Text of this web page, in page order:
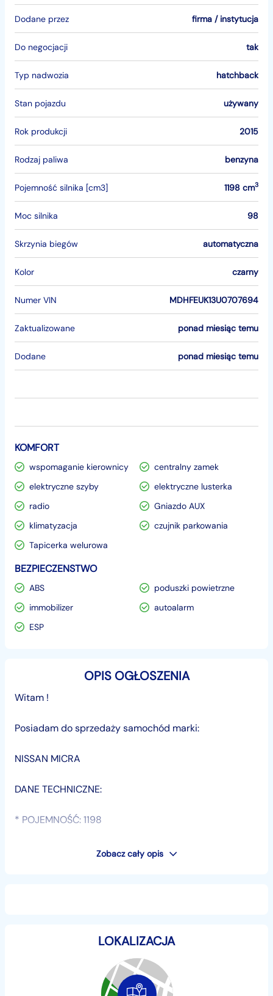
Dodane przez firma / instytucja
Do negocjacji tak
Typ nadwozia hatchback
Stan pojazdu używany
Rok produkcji 2015
Rodzaj paliwa benzyna
Pojemność silnika [cm3] 1198 cm3
Moc silnika 98
Skrzynia biegów automatyczna
Kolor czarny
Numer VIN MDHFEUK13U0707694
Zaktualizowane ponad miesiąc temu
Dodane ponad miesiąc temu
KOMFORT
wspomaganie kierownicy
centralny zamek
elektryczne szyby
elektryczne lusterka
radio
Gniazdo AUX
klimatyzacja
czujnik parkowania
Tapicerka welurowa
BEZPIECZENSTWO
ABS
poduszki powietrzne
immobilizer
autoalarm
ESP
OPIS OGŁOSZENIA
Witam !
Posiadam do sprzedaży samochód marki:
NISSAN MICRA
DANE TECHNICZNE:
* POJEMNOŚĆ: 1198
* MOC SILNIKA: 98 KM
* SKRZYNIA BIEGÓW: AUTOMATYCZNA
!!! SAMOCHÓD PO WYMIANIE FILTRÓW ORAZ OLEJU W
Zobacz cały opis
LOKALIZACJA